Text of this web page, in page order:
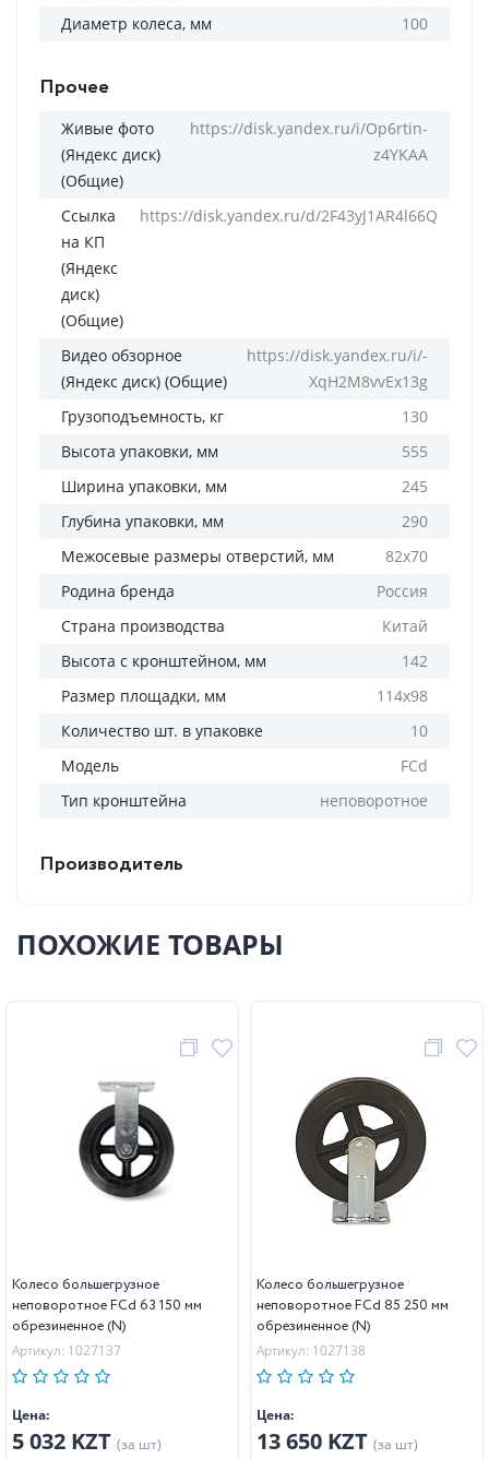
Диаметр колеса, мм
100
Прочее
Живые фото
(Яндекс диск)
(Общие)
https://disk.yandex.ru/i/Op6rtin-
z4YKAA
Ссылка
на КП
(Яндекс
диск)
(Общие)
https://disk.yandex.ru/d/2F43yJ1AR4l66Q
Видео обзорное
(Яндекс диск) (Общие)
https://disk.yandex.ru/i/-
XqH2M8vvEx13g
Грузоподъемность, кг
130
Высота упаковки, мм
555
Ширина упаковки, мм
245
Глубина упаковки, мм
290
Межосевые размеры отверстий, мм
82х70
Родина бренда
Россия
Страна производства
Китай
Высота с кронштейном, мм
142
Размер площадки, мм
114х98
Количество шт. в упаковке
10
Модель
FCd
Тип кронштейна
неповоротное
Производитель
ПОХОЖИЕ ТОВАРЫ
Колесо большегрузное
неповоротное FCd 63 150 мм
обрезиненное (N)
Артикул: 1027137
Цена:
5 032 KZT (за шт)
Колесо большегрузное
неповоротное FCd 85 250 мм
обрезиненное (N)
Артикул: 1027138
Цена:
13 650 KZT (за шт)